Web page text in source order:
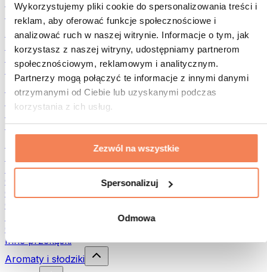
Wykorzystujemy pliki cookie do spersonalizowania treści i
reklam, aby oferować funkcje społecznościowe i
analizować ruch w naszej witrynie. Informacje o tym, jak
korzystasz z naszej witryny, udostępniamy partnerom
społecznościowym, reklamowym i analitycznym.
Partnerzy mogą połączyć te informacje z innymi danymi
otrzymanymi od Ciebie lub uzyskanymi podczas
korzystania z ich usług.
Zezwól na wszystkie
Spersonalizuj
Odmowa
Rośliny strączkowe
Inna żywność fitness
Masła orzechowe
Masło orzechowe 100%
Słodkie masła orzechowe
Masła orzechowe z białkiem
Superfood
Zielone superfoods
Błonnik
Inne superfoods
Suszone mięso
Owoce liofilizowane
Ciastka proteinowe
Chipsy i chrupki
Czekolady
Inne przekąski
Aromaty i słodziki